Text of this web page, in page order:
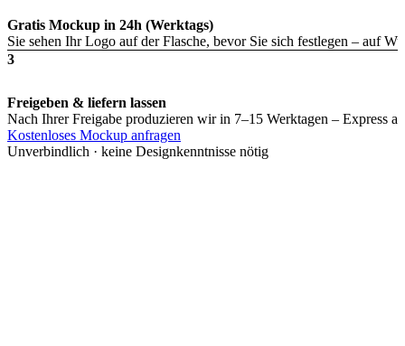
Gratis Mockup in 24h (Werktags)
Sie sehen Ihr Logo auf der Flasche, bevor Sie sich festlegen – auf
3
Freigeben & liefern lassen
Nach Ihrer Freigabe produzieren wir in 7–15 Werktagen – Express
Kostenloses Mockup anfragen
Unverbindlich · keine Designkenntnisse nötig